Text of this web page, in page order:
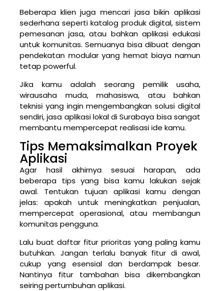
Beberapa klien juga mencari jasa bikin aplikasi
sederhana seperti katalog produk digital, sistem
pemesanan jasa, atau bahkan aplikasi edukasi
untuk komunitas. Semuanya bisa dibuat dengan
pendekatan modular yang hemat biaya namun
tetap powerful.
Jika kamu adalah seorang pemilik usaha,
wirausaha muda, mahasiswa, atau bahkan
teknisi yang ingin mengembangkan solusi digital
sendiri, jasa aplikasi lokal di Surabaya bisa sangat
membantu mempercepat realisasi ide kamu.
Tips Memaksimalkan Proyek
Aplikasi
Agar hasil akhirnya sesuai harapan, ada
beberapa tips yang bisa kamu lakukan sejak
awal. Tentukan tujuan aplikasi kamu dengan
jelas: apakah untuk meningkatkan penjualan,
mempercepat operasional, atau membangun
komunitas pengguna.
Lalu buat daftar fitur prioritas yang paling kamu
butuhkan. Jangan terlalu banyak fitur di awal,
cukup yang esensial dan berdampak besar.
Nantinya fitur tambahan bisa dikembangkan
seiring pertumbuhan aplikasi.